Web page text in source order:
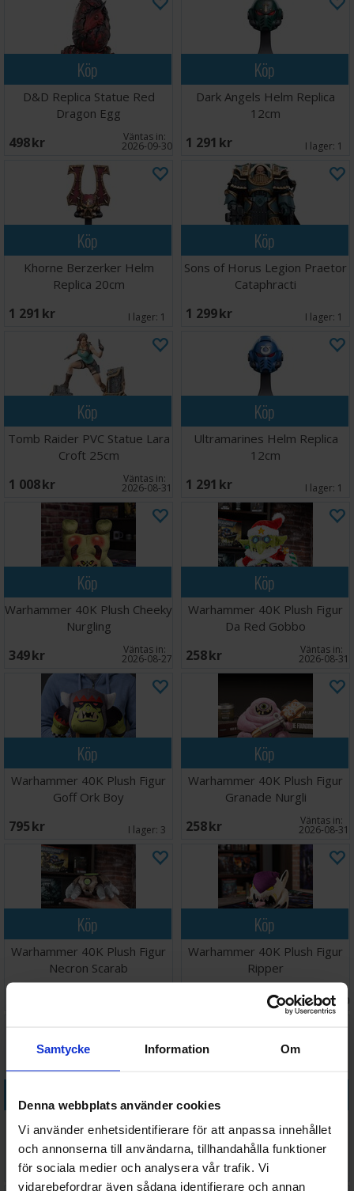
Samtycke Information Om
Denna webbplats använder cookies
Vi använder enhetsidentifierare för att anpassa innehållet
och annonserna till användarna, tillhandahålla funktioner
för sociala medier och analysera vår trafik. Vi
vidarebefordrar även sådana identifierare och annan
Köp
D&D Replica Statue Red
Dragon Egg
498 SEK Väntas in:
2026-09-30
Köp
Dark Angels Helm Replica
12cm
1 291 SEK I lager: 1
Köp
Khorne Berzerker Helm
Replica 20cm
1 291 SEK I lager: 1
Köp
Sons of Horus Legion Praetor
Cataphracti
1 299 SEK I lager: 1
Köp
Tomb Raider PVC Statue Lara
Croft 25cm
1 008 SEK Väntas in:
2026-08-31
Köp
Ultramarines Helm Replica
12cm
1 291 SEK I lager: 1
Köp
Warhammer 40K Plush Cheeky
Nurgling
349 SEK Väntas in:
2026-08-27
Köp
Warhammer 40K Plush Figur
Da Red Gobbo
258 SEK Väntas in:
2026-08-31
Köp
Warhammer 40K Plush Figur
Goff Ork Boy
795 SEK I lager: 3
Köp
Warhammer 40K Plush Figur
Granade Nurgli
258 SEK Väntas in:
2026-08-31
Köp
Warhammer 40K Plush Figur
Necron Scarab
Köp
Warhammer 40K Plush Figur
Ripper
Väntas in:
2026-09-30
Köp
Warhammer 40K Plush Figur
Sassy Nurgling
288 SEK I lager:4
Warhammer 40K Plush Figur
Space Marine
468 SEK